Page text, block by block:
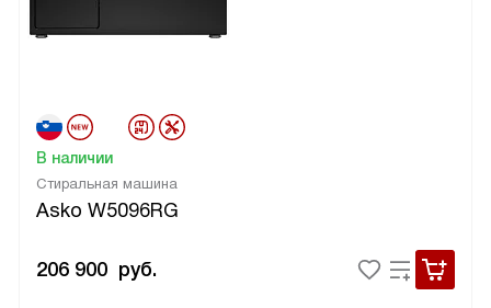
Стиральная машина
Asko W5096RG
В наличии
206 900 руб.